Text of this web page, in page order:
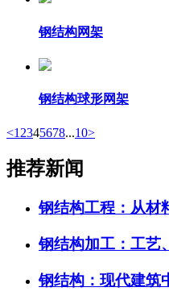
钢结构网架
钢结构球形网架
<1 2345678...10>
推荐新闻
钢结构工程：从材
钢结构加工：工艺
钢结构：现代建筑